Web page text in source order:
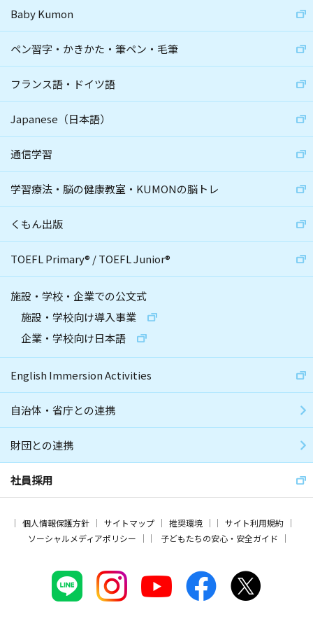
Baby Kumon
ペン習字・かきかた・筆ペン・毛筆
フランス語・ドイツ語
Japanese（日本語）
通信学習
学習療法・脳の健康教室・KUMONの脳トレ
くもん出版
TOEFL Primary® /TOEFL Junior®
施設・学校・企業での公文式
施設・学校向け導入事業
企業・学校向け日本語
English Immersion Activities
自治体・省庁との連携
財団との連携
社員採用
個人情報保護方針 サイトマップ 推奨環境
サイト利用規約
ソーシャルメディアポリシー
子どもたちの安心・安全ガイド